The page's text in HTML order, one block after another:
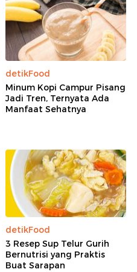
detikFood
Minum Kopi Campur Pisang
Jadi Tren, Ternyata Ada
Manfaat Sehatnya
detikFood
3 Resep Sup Telur Gurih
Bernutrisi yang Praktis
Buat Sarapan